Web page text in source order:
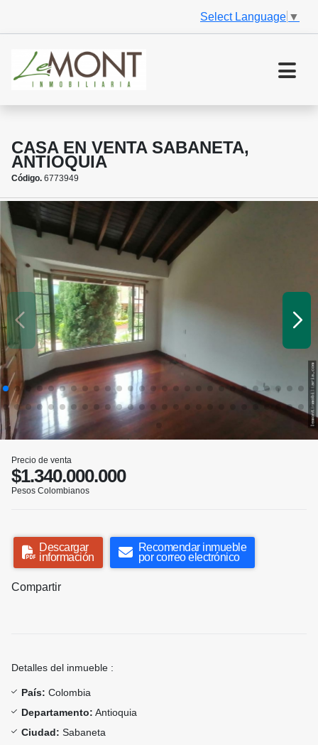
Select Language ▼
CASA EN VENTA SABANETA,
ANTIOQUIA
Código. 6773949
Precio de venta
$1.340.000.000
Pesos Colombianos
Descargar
información
Recomendar inmueble
por correo electrónico
Compartir
Detalles del inmueble :
País: Colombia
Departamento: Antioquia
Ciudad: Sabaneta